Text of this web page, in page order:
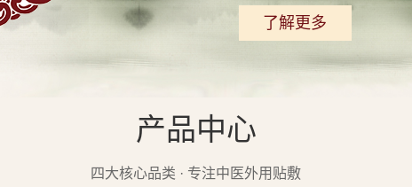
了解更多
产品中心
四大核心品类 · 专注中医外用贴敷